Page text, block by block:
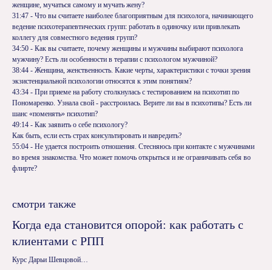
женщине, мучаться самому и мучать жену?
31:47 - Что вы считаете наиболее благоприятным для психолога, начинающего
ведение психотерапевтических групп: работать в одиночку или привлекать
коллегу для совместного ведения групп?
34:50 - Как вы считаете, почему женщины и мужчины выбирают психолога
мужчину? Есть ли особенности в терапии с психологом мужчиной?
38:44 - Женщина, женственность. Какие черты, характеристики с точки зрения
экзистенциальной психологии относятся к этим понятиям?
43:34 - При приеме на работу столкнулась с тестированием на психотип по
Пономаренко. Узнала свой - расстроилась. Верите ли вы в психотипы? Есть ли
шанс «поменять» психотип?
49:14 - Как заявить о себе психологу?
Как быть, если есть страх консультировать и навредить?
55:04 - Не удается построить отношения. Стесняюсь при контакте с мужчинами
во время знакомства. Что может помочь открыться и не ограничивать себя во
флирте?
смотри также
Когда еда становится опорой: как работать с
клиентами с РПП
Курс Дарьи Шевцовой